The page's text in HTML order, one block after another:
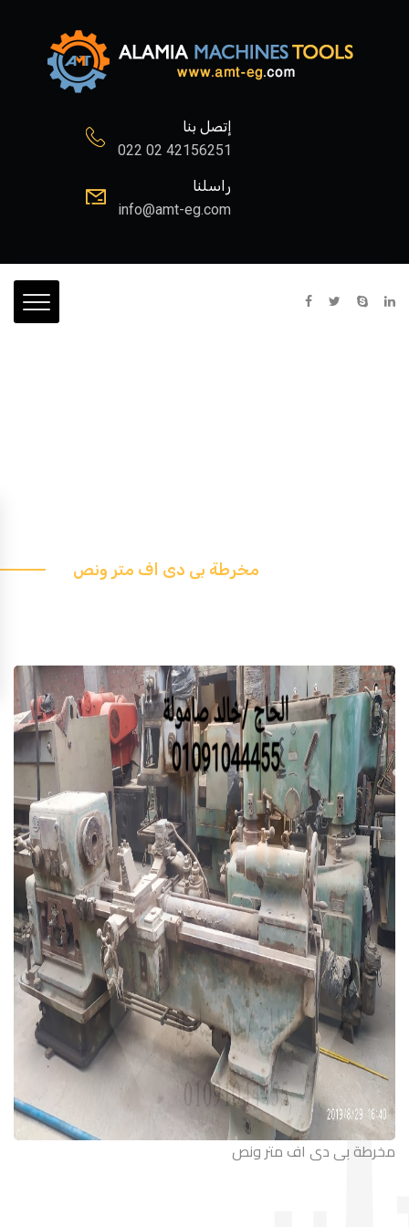
إتصل بنا
022 02 42156251
راسلنا
info@amt-eg.com
مخرطة بى دى اف متر ونص
مخرطة بى دى اف متر ونص